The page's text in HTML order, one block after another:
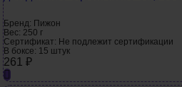
Бренд: Пижон
Вес: 250 г
Сертификат: Не подлежит сертификации
В боксе: 15 штук
261₽